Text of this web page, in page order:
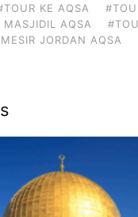
KE AQSA
MASJIDIL AQSA
JORDAN AQSA